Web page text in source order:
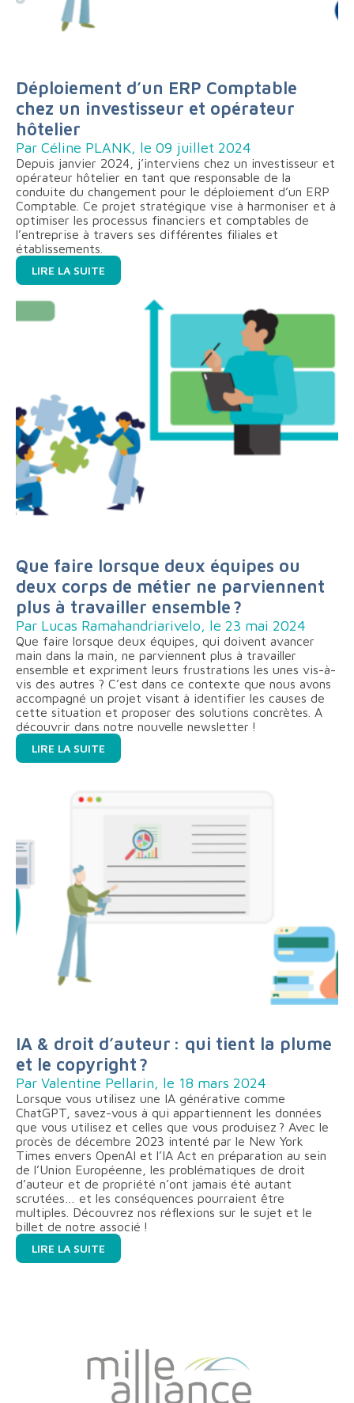
Déploiement d’un ERP Comptable
chez un investisseur et opérateur
hôtelier
Par Céline PLANK, le 09 juillet 2024
Depuis janvier 2024, j’interviens chez un investisseur et
opérateur hôtelier en tant que responsable de la
conduite du changement pour le déploiement d’un ERP
Comptable. Ce projet stratégique vise à harmoniser et à
optimiser les processus financiers et comptables de
l’entreprise à travers ses différentes filiales et
établissements.
LIRE LA SUITE
Que faire lorsque deux équipes ou
deux corps de métier ne parviennent
plus à travailler ensemble ?
Par Lucas Ramahandriarivelo, le 23 mai 2024
Que faire lorsque deux équipes, qui doivent avancer
main dans la main, ne parviennent plus à travailler
ensemble et expriment leurs frustrations les unes vis-à-
vis des autres ? C’est dans ce contexte que nous avons
accompagné un projet visant à identifier les causes de
cette situation et proposer des solutions concrètes. A
découvrir dans notre nouvelle newsletter !
LIRE LA SUITE
IA & droit d’auteur : qui tient la plume
et le copyright ?
Par Valentine Pellarin, le 18 mars 2024
Lorsque vous utilisez une IA générative comme
ChatGPT, savez-vous à qui appartiennent les données
que vous utilisez et celles que vous produisez ? Avec le
procès de décembre 2023 intenté par le New York
Times envers OpenAI et l’IA Act en préparation au sein
de l’Union Européenne, les problématiques de droit
d’auteur et de propriété n’ont jamais été autant
scrutées… et les conséquences pourraient être
multiples. Découvrez nos réflexions sur le sujet et le
billet de notre associé !
LIRE LA SUITE